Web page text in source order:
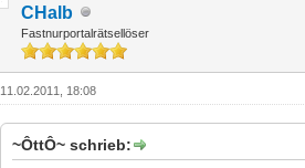
CHalb
Fastnurportalrätsellöser
11.02.2011, 18:08
~ÔttÔ~ schrieb: